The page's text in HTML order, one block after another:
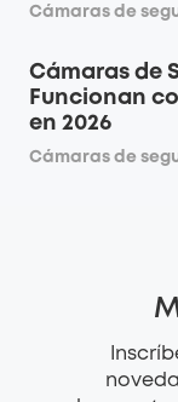
Cámaras de
Cámaras de
Funcionan
en 2026
Cámaras de